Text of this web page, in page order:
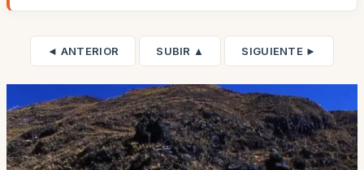
◄ ANTERIOR SUBIR ▲ SIGUIENTE ►